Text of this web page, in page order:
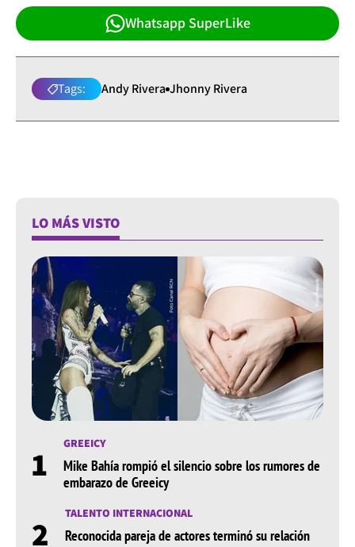
Whatsapp SuperLike
Tags: Andy Rivera Jhonny Rivera
LO MÁS VISTO
1 GREEICY
Mike Bahía rompió el silencio sobre los rumores de
embarazo de Greeicy
2 TALENTO INTERNACIONAL
Reconocida pareja de actores terminó su relación